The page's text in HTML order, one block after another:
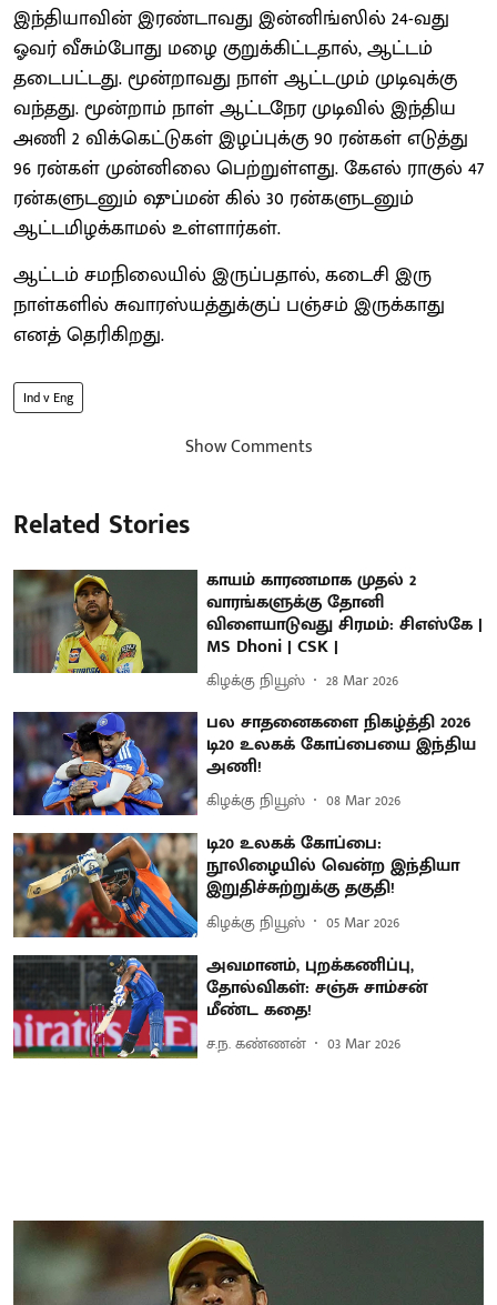
இந்தியாவின் இரண்டாவது இன்னிங்ஸில் 24-வது
ஓவர் வீசும்போது மழை குறுக்கிட்டதால், ஆட்டம்
தடைபட்டது. மூன்றாவது நாள் ஆட்டமும் முடிவுக்கு
வந்தது. மூன்றாம் நாள் ஆட்டநேர முடிவில் இந்திய
அணி 2 விக்கெட்டுகள் இழப்புக்கு 90 ரன்கள் எடுத்து
96 ரன்கள் முன்னிலை பெற்றுள்ளது. கேஎல் ராகுல் 47
ரன்களுடனும் ஷுப்மன் கில் 30 ரன்களுடனும்
ஆட்டமிழக்காமல் உள்ளார்கள்.
ஆட்டம் சமநிலையில் இருப்பதால், கடைசி இரு
நாள்களில் சுவாரஸ்யத்துக்குப் பஞ்சம் இருக்காது
எனத் தெரிகிறது.
Ind v Eng
Show Comments
Related Stories
காயம் காரணமாக முதல் 2
வாரங்களுக்கு தோனி
விளையாடுவது சிரமம்: சிஎஸ்கே |
MS Dhoni | CSK |
கிழக்கு நியூஸ் 28 Mar 2026
பல சாதனைகளை நிகழ்த்தி 2026
டி20 உலகக் கோப்பையை இந்திய
அணி!
கிழக்கு நியூஸ் 08 Mar 2026
டி20 உலகக் கோப்பை:
நூலிழையில் வென்ற இந்தியா
இறுதிச்சுற்றுக்கு தகுதி!
கிழக்கு நியூஸ் 05 Mar 2026
அவமானம், புறக்கணிப்பு,
தோல்விகள்: சஞ்சு சாம்சன்
மீண்ட கதை!
ச.ந. கண்ணன் 03 Mar 2026